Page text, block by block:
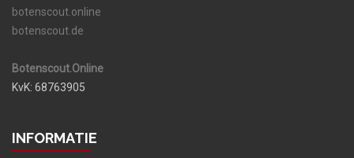
botenscout.online
botenscout.de
Botenscout.Online
KvK: 68763905
INFORMATIE